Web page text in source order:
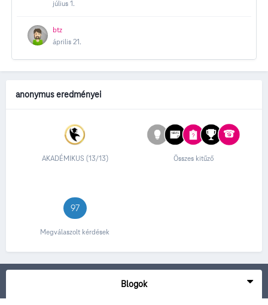
július 1.
btz
április 21.
anonymus eredményei
AKADÉMIKUS (13/13) Összes kitűző
97
Megválaszolt kérdések
Blogok